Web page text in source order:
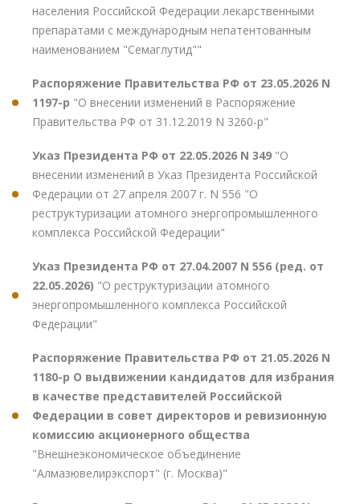
населения Российской Федерации лекарственными
препаратами с международным непатентованным
наименованием "Семаглутид""
Распоряжение Правительства РФ от 23.05.2026 N
1197-р "О внесении изменений в Распоряжение
Правительства РФ от 31.12.2019 N 3260-р"
Указ Президента РФ от 22.05.2026 N 349 "О
внесении изменений в Указ Президента Российской
Федерации от 27 апреля 2007 г. N 556 "О
реструктуризации атомного энергопромышленного
комплекса Российской Федерации"
Указ Президента РФ от 27.04.2007 N 556 (ред. от
22.05.2026) "О реструктуризации атомного
энергопромышленного комплекса Российской
Федерации"
Распоряжение Правительства РФ от 21.05.2026 N
1180-р О выдвижении кандидатов для избрания
в качестве представителей Российской
Федерации в совет директоров и ревизионную
комиссию акционерного общества
"Внешнеэкономическое объединение
"Алмазювелирэкспорт" (г. Москва)"